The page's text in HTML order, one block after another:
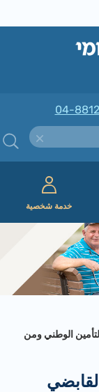
04-
خدمة شخصية
الوطني ومن